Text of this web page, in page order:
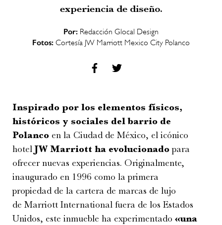
experiencia de diseño.
Por: Redacción Glocal Design
Fotos: Cortesía JW Marriott Mexico City Polanco
Inspirado por los elementos físicos,
históricos y sociales del barrio de
Polanco en la Ciudad de México, el icónico
hotel JW Marriott ha evolucionadopara
ofrecer nuevas experiencias. Originalmente,
inaugurado en 1996 como la primera
propiedad de la cartera de marcas de lujo
de Marriott International fuera de los Estados
Unidos, este inmueble ha experimentado «una